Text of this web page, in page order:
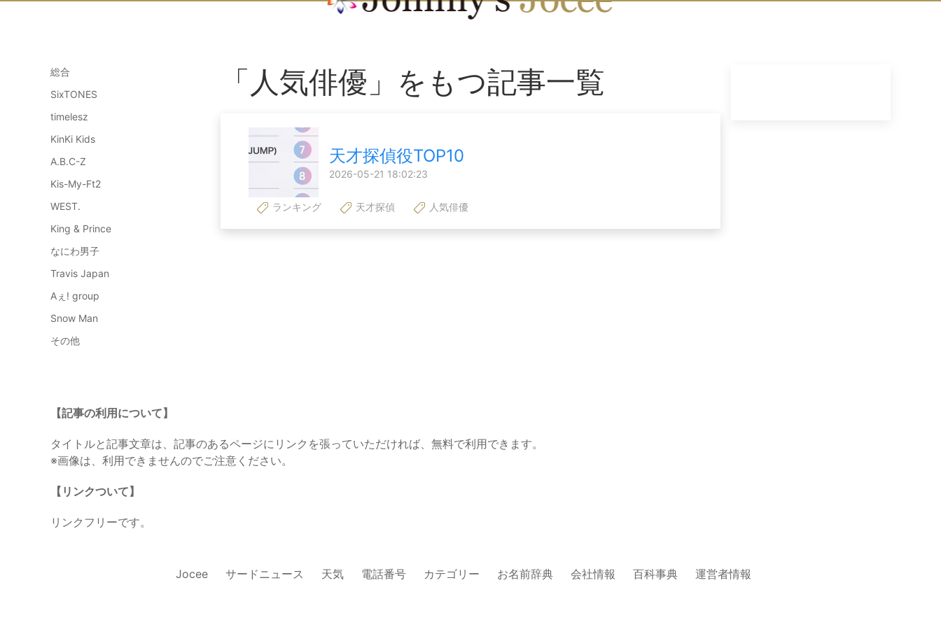
総合
SixTONES
timelesz
KinKi Kids
A.B.C-Z
Kis-My-Ft2
WEST.
King & Prince
なにわ男子
Travis Japan
Aぇ! group
Snow Man
その他
「人気俳優」をもつ記事一覧
天才探偵役TOP10
2026-05-21 18:02:23
ランキング 天才探偵 人気俳優
【記事の利用について】
タイトルと記事文章は、記事のあるページにリンクを張っていただければ、無料で利用できます。
※画像は、利用できませんのでご注意ください。
【リンクついて】
リンクフリーです。
Jocee サードニュース 天気 電話番号 カテゴリー お名前辞典 会社情報 百科事典 運営者情報